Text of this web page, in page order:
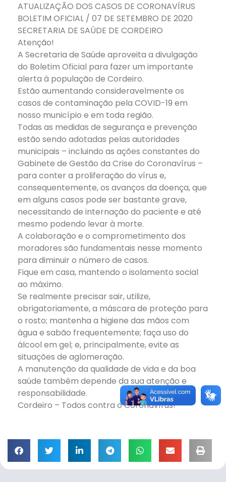
ATUALIZAÇÃO DOS CASOS DE CORONAVÍRUS
BOLETIM OFICIAL / 07 DE SETEMBRO DE 2020
SECRETARIA DE SAÚDE DE CORDEIRO
Atenção!
A Secretaria de Saúde aproveita a divulgação
do Boletim Oficial para fazer um importante
alerta à população de Cordeiro.
Estão aumentando consideravelmente os
casos de contaminação pela COVID-19 em
nosso município e em toda região.
Todas as medidas de segurança e prevenção
estão sendo adotadas pelas autoridades
municipais – incluindo as ações constantes do
Gabinete de Gestão da Crise do Coronavírus –
para conter a proliferação do vírus e,
consequentemente, os avanços da doença, que
em alguns casos pode ser bastante grave,
necessitando de internação do paciente e até
mesmo podendo levar à morte.
A colaboração e o comprometimento dos
moradores são fundamentais nesse momento
para diminuir o número de casos.
Fique em casa, mantendo o isolamento social
ao máximo.
Se realmente precisar sair, utilize,
obrigatoriamente, a máscara de proteção para
o rosto; mantenha a higiene das mãos com
água e sabão frequentemente; faça uso do
álcool em gel; e, principalmente, evite as
situações de aglomeração.
A manutenção da qualidade de vida e da boa
saúde também depende da sua atenção e
responsabilidade.
Cordeiro – Todos contra o Coronavírus!